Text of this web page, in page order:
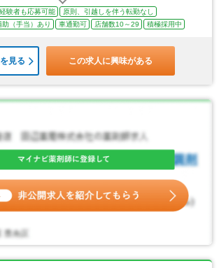
験者も応募可能
原則、引越しを伴う転勤なし
助（手当）あり 車通勤可 店舗数10～29 積極採用中
見る この求人に興味がある